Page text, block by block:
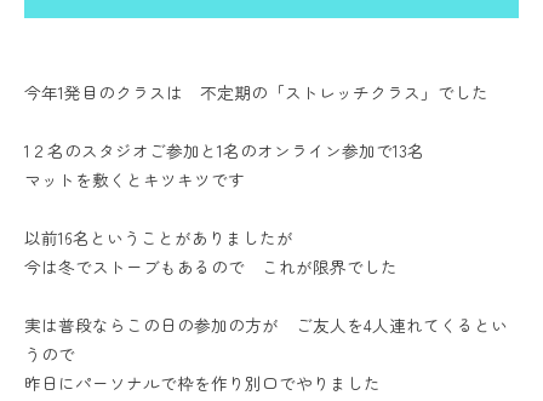
今年1発目のクラスは 不定期の「ストレッチクラス」でした
1２名のスタジオご参加と1名のオンライン参加で13名
マットを敷くとキツキツです
以前16名ということがありましたが
今は冬でストーブもあるので これが限界でした
実は普段ならこの日の参加の方が ご友人を4人連れてくるとい
うので
昨日にパーソナルで枠を作り別口でやりました